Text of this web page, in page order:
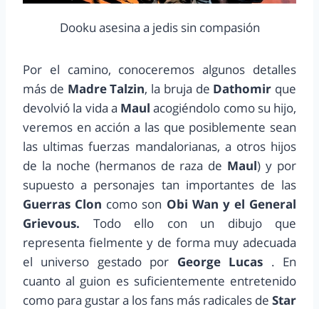
Dooku asesina a jedis sin compasión
Por el camino, conoceremos algunos detalles
más de Madre Talzin, la bruja de Dathomir que
devolvió la vida a Maul acogiéndolo como su hijo,
veremos en acción a las que posiblemente sean
las ultimas fuerzas mandalorianas, a otros hijos
de la noche (hermanos de raza de Maul) y por
supuesto a personajes tan importantes de las
Guerras Clon como son Obi Wan y el General
Grievous. Todo ello con un dibujo que
representa fielmente y de forma muy adecuada
el universo gestado por George Lucas . En
cuanto al guion es suficientemente entretenido
como para gustar a los fans más radicales de Star